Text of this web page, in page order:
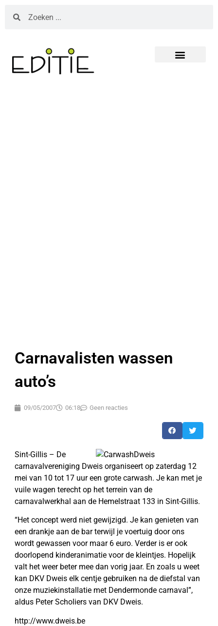
Carnavalisten wassen
auto’s
09/05/2007 06:18 Geen reacties
Sint-Gillis – De
carnavalvereniging Dweis organiseert op zaterdag 12
mei van 10 tot 17 uur een grote carwash. Je kan met je
vuile wagen terecht op het terrein van de
carnavalwerkhal aan de Hemelstraat 133 in Sint-Gillis.
“Het concept werd niet gewijzigd. Je kan genieten van
een drankje aan de bar terwijl je voertuig door ons
wordt gewassen voor maar 6 euro. Verder is er ook
doorlopend kinderanimatie voor de kleintjes. Hopelijk
valt het weer beter mee dan vorig jaar. En zoals u weet
kan DKV Dweis elk centje gebruiken na de diefstal van
onze muziekinstallatie met Dendermonde carnaval”,
aldus Peter Scholiers van DKV Dweis.
http://www.dweis.be